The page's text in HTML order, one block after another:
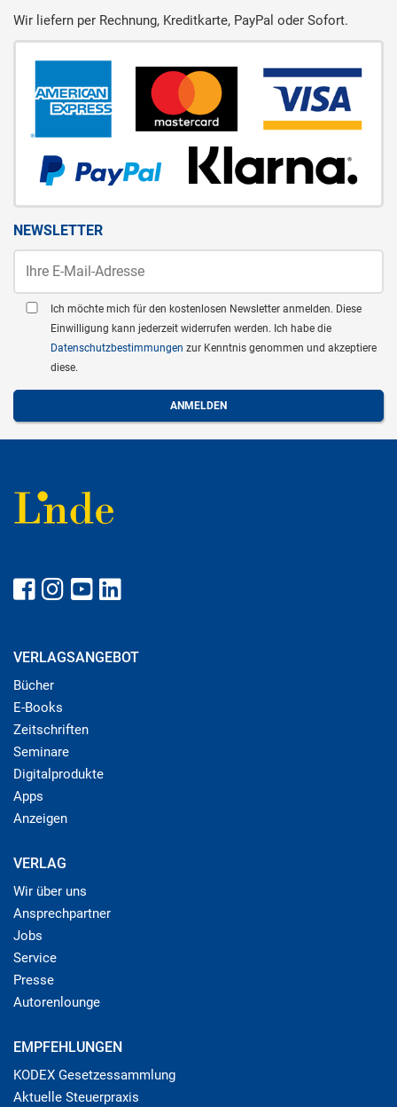
Wir liefern per Rechnung, Kreditkarte, PayPal oder Sofort.
NEWSLETTER
Ich möchte mich für den kostenlosen Newsletter anmelden. Diese
Einwilligung kann jederzeit widerrufen werden. Ich habe die
Datenschutzbestimmungen zur Kenntnis genommen und akzeptiere
diese.
VERLAGSANGEBOT
Bücher
E-Books
Zeitschriften
Seminare
Digitalprodukte
Apps
Anzeigen
VERLAG
Wir über uns
Ansprechpartner
Jobs
Service
Presse
Autorenlounge
EMPFEHLUNGEN
KODEX Gesetzessammlung
Aktuelle Steuerpraxis